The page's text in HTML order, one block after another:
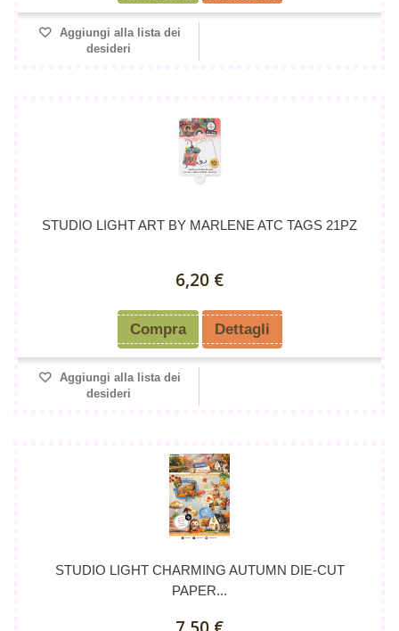
Aggiungi alla lista dei
desideri
STUDIO LIGHT ART BY MARLENE ATC TAGS 21PZ
6,20 €
Compra Dettagli
Aggiungi alla lista dei
desideri
STUDIO LIGHT CHARMING AUTUMN DIE-CUT
PAPER...